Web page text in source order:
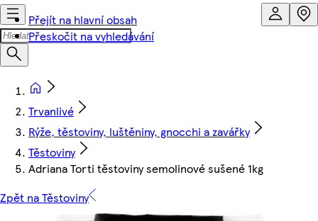
Přejít na hlavní obsah
Přeskočit na vyhledávání
Trvanlivé
Rýže, těstoviny, luštěniny, gnocchi a zavářky
Těstoviny
Adriana Torti těstoviny semolinové sušené 1kg
Zpět na Těstoviny